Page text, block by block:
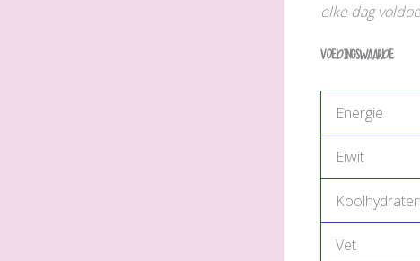
elke dag
Voedingswaarde
Energie
Eiwit
Koolhydraten
Vet